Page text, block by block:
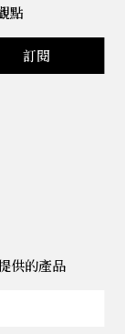
點
訂閱
供的產品